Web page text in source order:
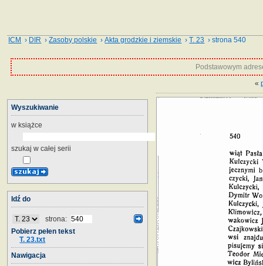
ICM › DIR ›Zasoby polskie ›Akta grodzkie i ziemskie ›T. 23 › strona 540
Podstawowym
«
Wyszukiwanie
w książce
szukaj w całej serii
Idź do
strona:
Pobierz pełen tekst
T. 23.txt
Nawigacja